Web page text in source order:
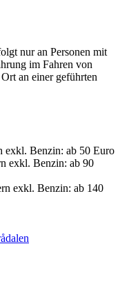
nur an Personen mit
im Fahren von
an einer geführten
exkl. Benzin: ab 50 Euro
exkl. Benzin: ab 90
exkl. Benzin: ab 140